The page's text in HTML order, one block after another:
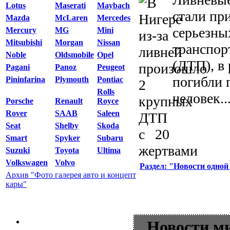
Lotus Maserati
Maybach
Mazda
McLaren
Mercedes
Mercury
MG
Mini
Mitsubishi
Morgan
Nissan
Noble
Oldsmobile Opel
Pagani
Panoz
Peugeot
Pininfarina
Plymouth Pontiac
Porsche Renault
Rolls
Royce
Rover
SAAB
Saleen
Seat
Shelby
Skoda
Smart
Spyker
Subaru
Suzuki
Toyota
Ultima
Volkswagen
Volvo
Архив "Фото галерея авто и концепт
кары"
стали
(ДТП), в
погибли
Раздел: "Новости